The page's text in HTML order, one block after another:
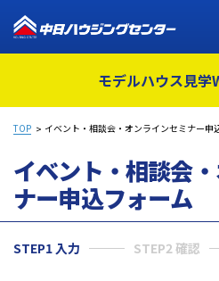
モデルハウス見学
TOP イベント・相談会・オンラインセミナー申
イベント・相談会
ナー申込フォーム
STEP1 入力 STEP2 確認